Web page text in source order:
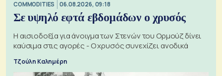
COMMODITIES 06.08.2026, 09:18
Σε υψηλό εφτά εβδομάδων ο χρυσός
Η αισιοδοξία για άνοιγμα των Στενών του Ορμούζ δίνει
καύσιμα στις αγορές - Ο χρυσός συνεχίζει ανοδικά
Τζούλη Καλημέρη